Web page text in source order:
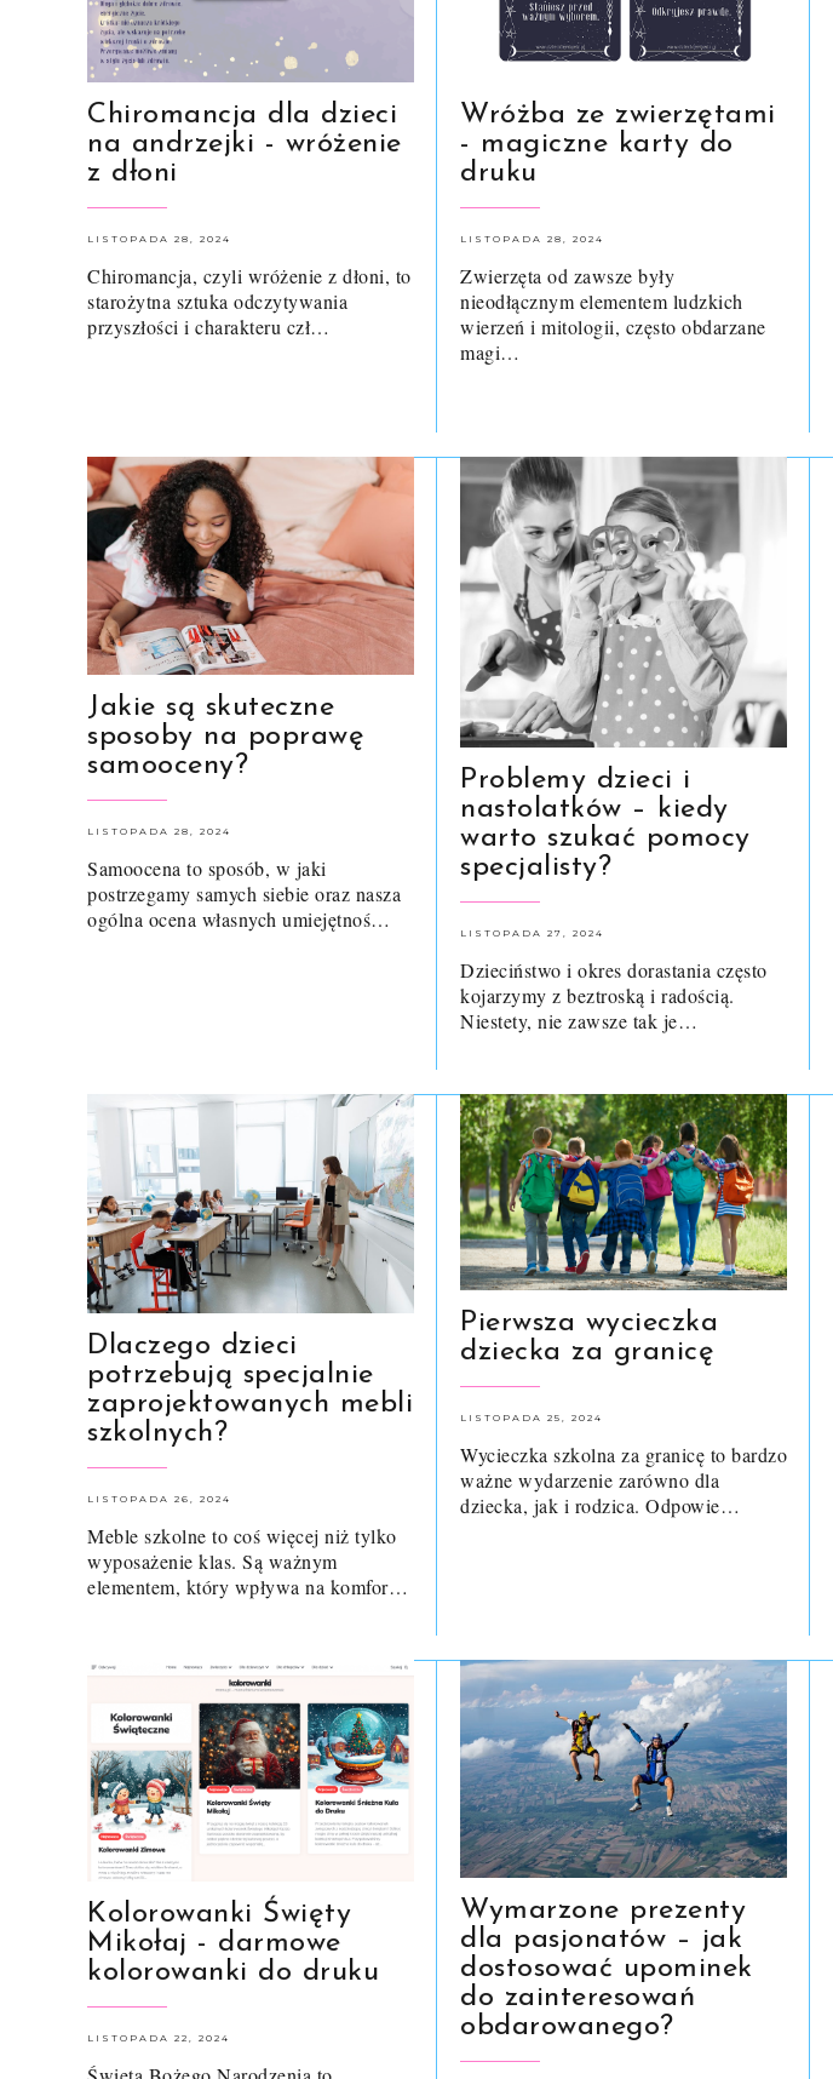
Chiromancja dla dzieci
na andrzejki - wróżenie
z dłoni
LISTOPADA 28, 2024
Chiromancja, czyli wróżenie z dłoni, to
starożytna sztuka odczytywania
przyszłości i charakteru czł…
Wróżba ze zwierzętami
- magiczne karty do
druku
LISTOPADA 28, 2024
Zwierzęta od zawsze były
nieodłącznym elementem ludzkich
wierzeń i mitologii, często obdarzane
magi…
Jakie są skuteczne
sposoby na poprawę
samooceny?
LISTOPADA 28, 2024
Samoocena to sposób, w jaki
postrzegamy samych siebie oraz nasza
ogólna ocena własnych umiejętnoś…
Problemy dzieci i
nastolatków – kiedy
warto szukać pomocy
specjalisty?
LISTOPADA 27, 2024
Dzieciństwo i okres dorastania często
kojarzymy z beztroską i radością.
Niestety, nie zawsze tak je…
Dlaczego dzieci
potrzebują specjalnie
zaprojektowanych mebli
szkolnych?
LISTOPADA 26, 2024
Meble szkolne to coś więcej niż tylko
wyposażenie klas. Są ważnym
elementem, który wpływa na komfor…
Pierwsza wycieczka
dziecka za granicę
LISTOPADA 25, 2024
Wycieczka szkolna za granicę to bardzo
ważne wydarzenie zarówno dla
dziecka, jak i rodzica. Odpowie…
Kolorowanki Święty
Mikołaj - darmowe
kolorowanki do druku
LISTOPADA 22, 2024
Wymarzone prezenty
dla pasjonatów – jak
dostosować upominek
do zainteresowań
obdarowanego?